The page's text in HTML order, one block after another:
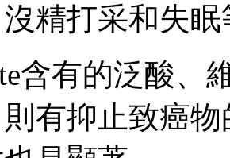
、沒精打采和失眠
含有的泛酸
，則有抑止致癌